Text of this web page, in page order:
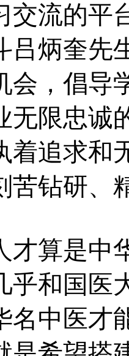
交流的平
吕炳奎先
会，倡导
无限忠诚
着追求和
苦钻研、
才算是中
乎和国医
名中医才